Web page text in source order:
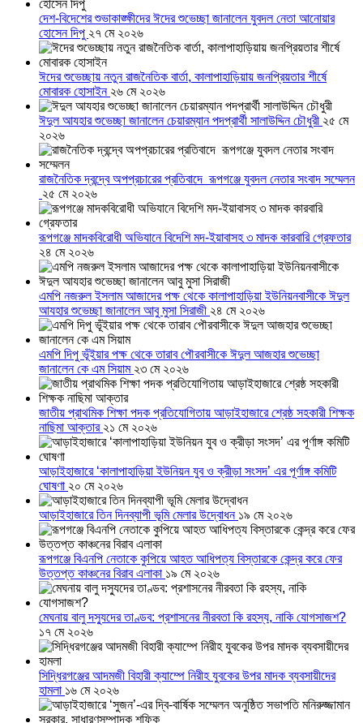
দেশ-বিদেশের শুভাকাঙ্ক্ষীদের ঈদের শুভেচ্ছা জানালেন যুবদল নেতা আনোয়ার
হোসেন দিপু ২৭ মে ২০২৬
ঈদের শুভেচ্ছায় নতুন রাজনৈতিক বার্তা, কালাপাহাড়িয়ায় জনপ্রিয়তার শীর্ষে
মোবারক হোসাইন ২৬ মে ২০২৬
ঈদুল আযহার শুভেচ্ছা জানালেন চেয়ারম্যান পদপ্রার্থী সালাউদ্দিন চৌধুরী ২৫ মে
২০২৬
রাজনৈতিক দ্বন্দ্বে অপপ্রচারের প্রতিবাদে ‎রূপগঞ্জে যুবদল নেতার সংবাদ সম্মেলন
২৫ মে ২০২৬
রূপগঞ্জে মাদকবিরোধী অভিযানে বিদেশি মদ-ইয়াবাসহ ৩ মাদক কারবারি গ্রেফতার
২৪ মে ২০২৬
এমপি নজরুল ইসলাম আজাদের পক্ষ থেকে কালাপাহাড়িয়া ইউনিয়নবাসীকে ঈদুল
আযহার শুভেচ্ছা জানালেন আবু মুসা সিরাজী ২৪ মে ২০২৬
এমপি দিপু ভূঁইয়ার পক্ষ থেকে তারাব পৌরবাসীকে ঈদুল আজহার শুভেচ্ছা
জানালেন কে এম সিয়াম ২৩ মে ২০২৬
জাতীয় প্রাথমিক শিক্ষা পদক প্রতিযোগিতায় আড়াইহাজারে শ্রেষ্ঠ সহকারী শিক্ষক
নাছিমা আক্তার ২১ মে ২০২৬
আড়াইহাজারে ‘কালাপাহাড়িয়া ইউনিয়ন যুব ও ক্রীড়া সংসদ’ এর পূর্ণাঙ্গ কমিটি
ঘোষণা ২০ মে ২০২৬
আড়াইহাজারে তিন দিনব্যাপী ভূমি মেলার উদ্বোধন ১৯ মে ২০২৬
রূপগঞ্জে বিএনপি নেতাকে কুপিয়ে আহত আধিপত্য বিস্তারকে কেন্দ্র করে ফের
উত্তপ্ত কাঞ্চনের বিরাব এলাকা ১৯ মে ২০২৬
মেঘনায় বালু দস্যুদের তাণ্ডব: প্রশাসনের নীরবতা কি রহস্য, নাকি যোগসাজশ?
১৭ মে ২০২৬
সিদ্ধিরগঞ্জের আদমজী বিহারী ক্যাম্পে নিরীহ যুবকের উপর মাদক ব্যবসায়ীদের
হামলা ১৬ মে ২০২৬